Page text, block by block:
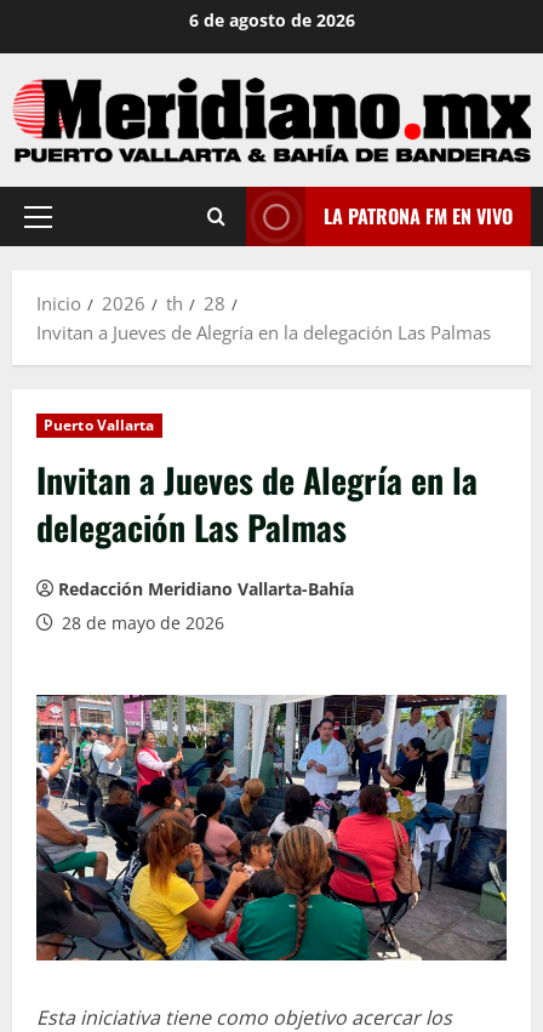
contenido
6 de agosto de 2026
Menú
LA PATRONA FM EN VIVO
Inicio 2026 th
28
Invitan a Jueves de Alegría en la delegación Las Palmas
Puerto Vallarta
Invitan a Jueves de Alegría en la
delegación Las Palmas
Redacción Meridiano Vallarta-Bahía
28 de mayo de 2026
Esta iniciativa tiene como objetivo acercar los